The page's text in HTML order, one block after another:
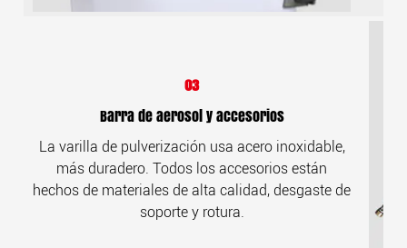
03
Barra de aerosol y accesorios
La varilla de pulverización usa acero inoxidable,
más duradero. Todos los accesorios están
hechos de materiales de alta calidad, desgaste de
soporte y rotura.